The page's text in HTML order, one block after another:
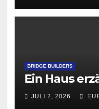
BRIDGE BUILDERS
Ein Haus
JULI 2, 2026